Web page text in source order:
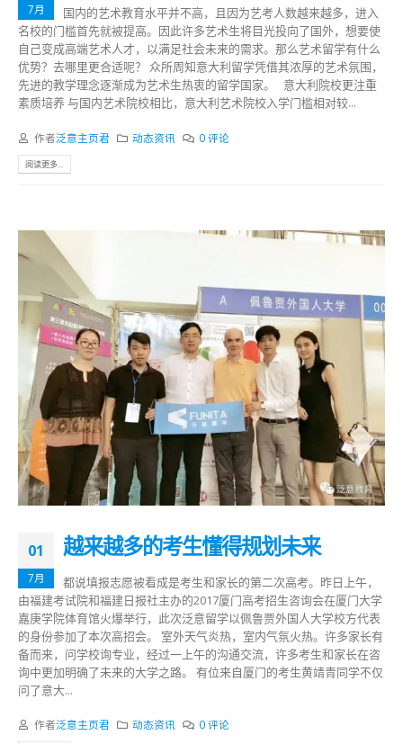
7月
国内的艺术教育水平并不高，且因为艺考人数越来越多，进入
名校的门槛首先就被提高。因此许多艺术生将目光投向了国外，想要使
自己变成高端艺术人才，以满足社会未来的需求。那么艺术留学有什么
优势？去哪里更合适呢？ 众所周知意大利留学凭借其浓厚的艺术氛围，
先进的教学理念逐渐成为艺术生热衷的留学国家。 意大利院校更注重
素质培养 与国内艺术院校相比，意大利艺术院校入学门槛相对较...
作者泛意主页君 动态资讯 0 评论
阅读更多...
01
7月
越来越多的考生懂得规划未来
都说填报志愿被看成是考生和家长的第二次高考。昨日上午，
由福建考试院和福建日报社主办的2017厦门高考招生咨询会在厦门大学
嘉庚学院体育馆火爆举行，此次泛意留学以佩鲁贾外国人大学校方代表
的身份参加了本次高招会。 室外天气炎热，室内气氛火热。许多家长有
备而来，问学校询专业，经过一上午的沟通交流，许多考生和家长在咨
询中更加明确了未来的大学之路。 有位来自厦门的考生黄靖青同学不仅
问了意大...
作者泛意主页君 动态资讯 0 评论